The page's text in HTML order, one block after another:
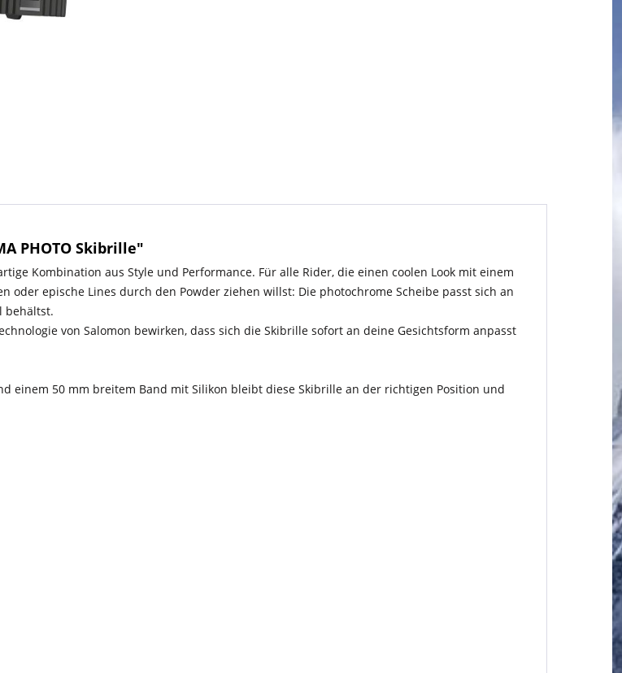
PHOTO Skibrille"
Kombination aus Style und Performance. Für alle Rider, die einen coolen Look mit einem
oder epische Lines durch den Powder ziehen willst: Die photochrome Scheibe passt sich an
behältst.
von Salomon bewirken, dass sich die Skibrille sofort an deine Gesichtsform anpasst
einem 50 mm breitem Band mit Silikon bleibt diese Skibrille an der richtigen Position und